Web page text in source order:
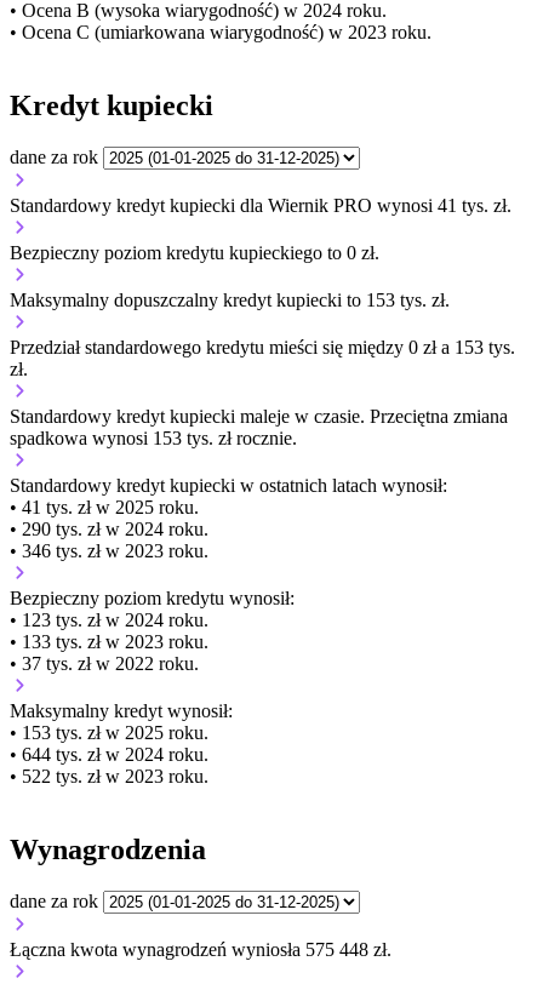
• Ocena B (wysoka wiarygodność) w 2024 roku.
• Ocena C (umiarkowana wiarygodność) w 2023 roku.
Kredyt kupiecki
dane za rok
Standardowy kredyt kupiecki dla Wiernik PRO wynosi 41 tys. zł.
Bezpieczny poziom kredytu kupieckiego to 0 zł.
Maksymalny dopuszczalny kredyt kupiecki to 153 tys. zł.
Przedział standardowego kredytu mieści się między 0 zł a 153 tys.
zł.
Standardowy kredyt kupiecki maleje w czasie. Przeciętna zmiana
spadkowa wynosi 153 tys. zł rocznie.
Standardowy kredyt kupiecki w ostatnich latach wynosił:
• 41 tys. zł w 2025 roku.
• 290 tys. zł w 2024 roku.
• 346 tys. zł w 2023 roku.
Bezpieczny poziom kredytu wynosił:
• 123 tys. zł w 2024 roku.
• 133 tys. zł w 2023 roku.
• 37 tys. zł w 2022 roku.
Maksymalny kredyt wynosił:
• 153 tys. zł w 2025 roku.
• 644 tys. zł w 2024 roku.
• 522 tys. zł w 2023 roku.
Wynagrodzenia
dane za rok
Łączna kwota wynagrodzeń wyniosła 575 448 zł.